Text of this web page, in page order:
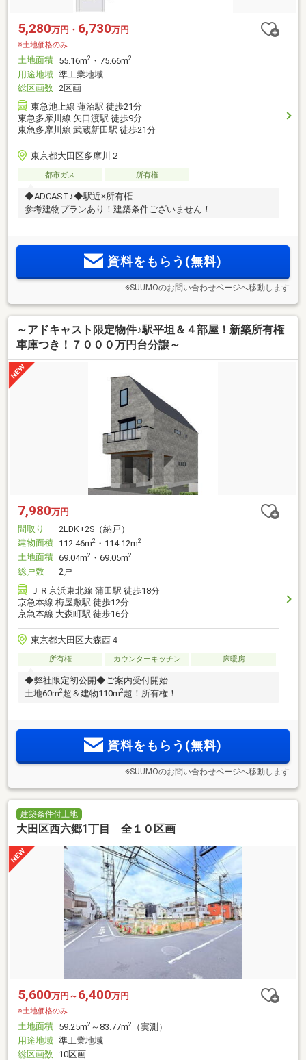
5,280万円・ 6,730万円
※土地価格のみ
土地面積 55.16m2 ・75.66m2
用途地域 準工業地域
総区画数 2区画
東急池上線 蓮沼駅 徒歩21分
東急多摩川線 矢口渡駅 徒歩9分
東急多摩川線 武蔵新田駅 徒歩21分
東京都大田区多摩川２
都市ガス 所有権
◆ADCAST♪◆駅近×所有権
参考建物プランあり！建築条件ございません！
資料をもらう(無料)
※SUUMOのお問い合わせページへ移動します
～アドキャスト限定物件♪駅平坦＆４部屋！新築所有権
車庫つき！７０００万円台分譲～
7,980万円
間取り
2LDK+2S（納戸）
建物面積 112.46m2 ・114.12m2
土地面積 69.04m2 ・69.05m2
総戸数
2戸
ＪＲ京浜東北線 蒲田駅 徒歩18分
京急本線 梅屋敷駅 徒歩12分
京急本線 大森町駅 徒歩16分
東京都大田区大森西４
所有権 カウンターキッチン 床暖房
◆弊社限定初公開◆ご案内受付開始
土地60m2超＆建物110m2超！所有権！
資料をもらう(無料)
※SUUMOのお問い合わせページへ移動します
建築条件付土地
大田区西六郷1丁目 全１０区画
5,600万円～ 6,400万円
※土地価格のみ
土地面積 59.25m2 ～83.77m2
（実測）
用途地域 準工業地域
総区画数 10区画